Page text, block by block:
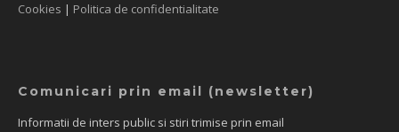
Cookies | Politica de confidentialitate
Comunicari prin email (newsletter)
Informatii de inters public si stiri trimise prin email